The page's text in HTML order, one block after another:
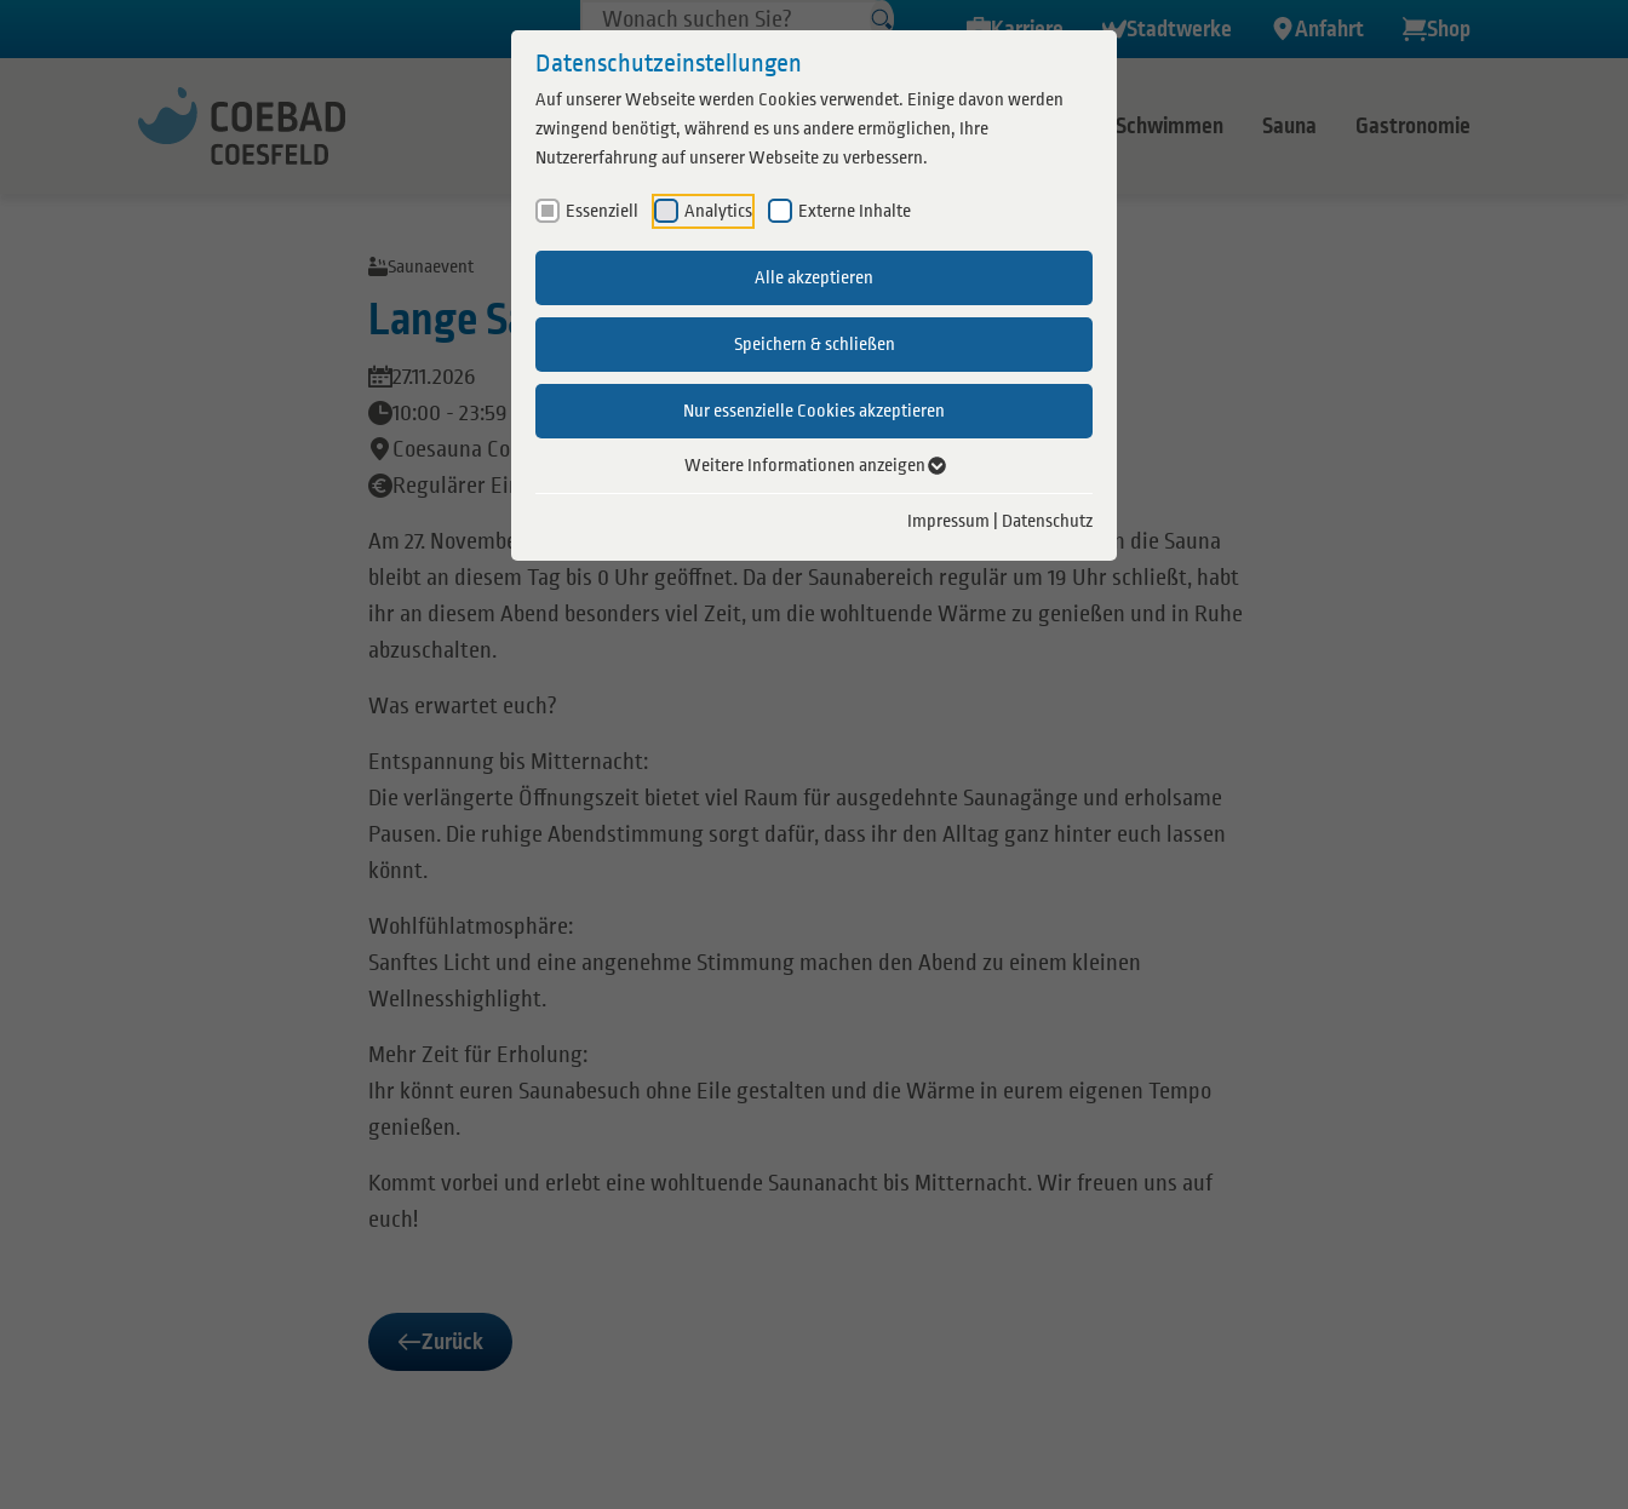
Datenschutzeinstellungen
Auf unserer Webseite werden Cookies verwendet. Einige davon werden
zwingend benötigt, während es uns andere ermöglichen, Ihre
Nutzererfahrung auf unserer Webseite zu verbessern.
Essenziell Analytics Externe Inhalte
Alle akzeptieren
Speichern & schließen
Nur essenzielle Cookies akzeptieren
Weitere Informationen anzeigen
Impressum Datenschutz
Karriere Stadtwerke Anfahrt Shop
Schwimmen
Coebad
Becken
Freibad
Besuch planen
Hallenbelegung
Events
Schwimmkurse
Weitere Bäder
Schwimmhalle Lette
Bäder im Verbund
Sauna
Coesauna
Alles für Ihren Besuch
Veranstaltungen
Gastronomie
Gastronomie
Saunaevent
Lange Saunanacht
27.11.2026
10:00 - 23:59
Coesauna Coesfeld
Regulärer Eintrittspreis
Am 27. November könnt ihr euch auf einen entspannten Saunaabend freuen, denn die Sauna
bleibt an diesem Tag bis 0 Uhr geöffnet. Da der Saunabereich regulär um 19 Uhr schließt, habt
ihr an diesem Abend besonders viel Zeit, um die wohltuende Wärme zu genießen und in Ruhe
abzuschalten.
Was erwartet euch?
Entspannung bis Mitternacht:
Die verlängerte Öffnungszeit bietet viel Raum für ausgedehnte Saunagänge und erholsame
Pausen. Die ruhige Abendstimmung sorgt dafür, dass ihr den Alltag ganz hinter euch lassen
könnt.
Wohlfühlatmosphäre:
Sanftes Licht und eine angenehme Stimmung machen den Abend zu einem kleinen
Wellnesshighlight.
Mehr Zeit für Erholung:
Ihr könnt euren Saunabesuch ohne Eile gestalten und die Wärme in eurem eigenen Tempo
genießen.
Kommt vorbei und erlebt eine wohltuende Saunanacht bis Mitternacht. Wir freuen uns auf
euch!
Zurück